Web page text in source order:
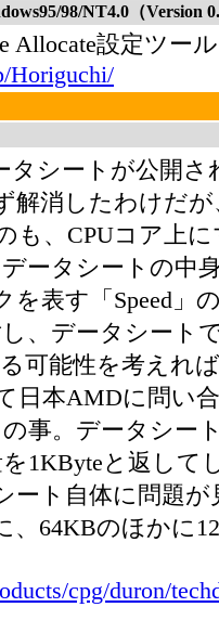
98/NT4.0（Version
Allocate設定ツール
Horiguchi/
タシートが公開
解消したわけだ
も、CPUコア上
データシートの
を表す「Speed」
、データシート
可能性を考えれ
日本AMDに問い
事。データシー
1KByteと返し
ート自体に問題
、64KBのほかに
cpg/duron/